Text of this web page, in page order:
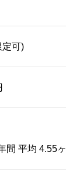
定可)
間 平均 4.55ヶ